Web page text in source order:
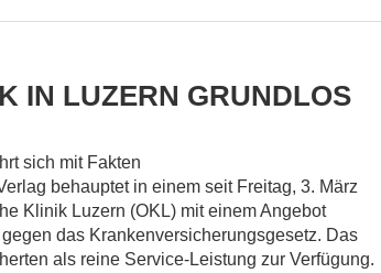
IN LUZERN GRUNDLOS
sich mit Fakten
behauptet in einem seit Freitag, 3. März
Klinik Luzern (OKL) mit einem Angebot
das Krankenversicherungsgesetz. Das
als reine Service-Leistung zur Verfügung.